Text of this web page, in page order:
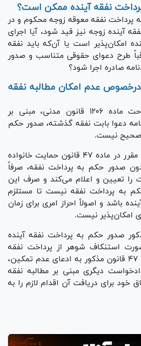
نفقه آینده ممکن است؟
پرداخت نفقه معوقه زوجه محکوم و در
آینده زوجه نیز قید شود، آیا اجرای
امکان‌پذیر است یا آن‌که باید نفقه
طرح دعوای حقوقی متناسب و صدور
صادره اجرا شود؟
عدم امکان مطالبه نفقه
اولاً، با توجه به صراحت ماده ۱۲۰۶ قانون مدنی، مبنی بر
دعوا بابت نفقه گذشته، صدور حکم
صحیح نیست.
ثانیاً، در خصوص حکم مقرر در ماده ۴۷ قانون حمایت خانواده
بدون صدور حکم به پرداخت نفقه، صرفاً
را تعیین و اعلام می‌کند و صرف این
به پرداخت نفقه نیست تا مستلزم
باشد و اصولاً احراز امری برای زمان
امکان‌پذیر نیست.
صدور حکم به پرداخت نفقه آینده
استنکاف شوهر از پرداخت نفقه
تعیینی بر اساس ماده ۴۷ قانون مذکور به ادعای عدم تمکین،
دیگری مبنی بر مطالبه نفقه
خود برای دریافت آن اقدام لازم را به